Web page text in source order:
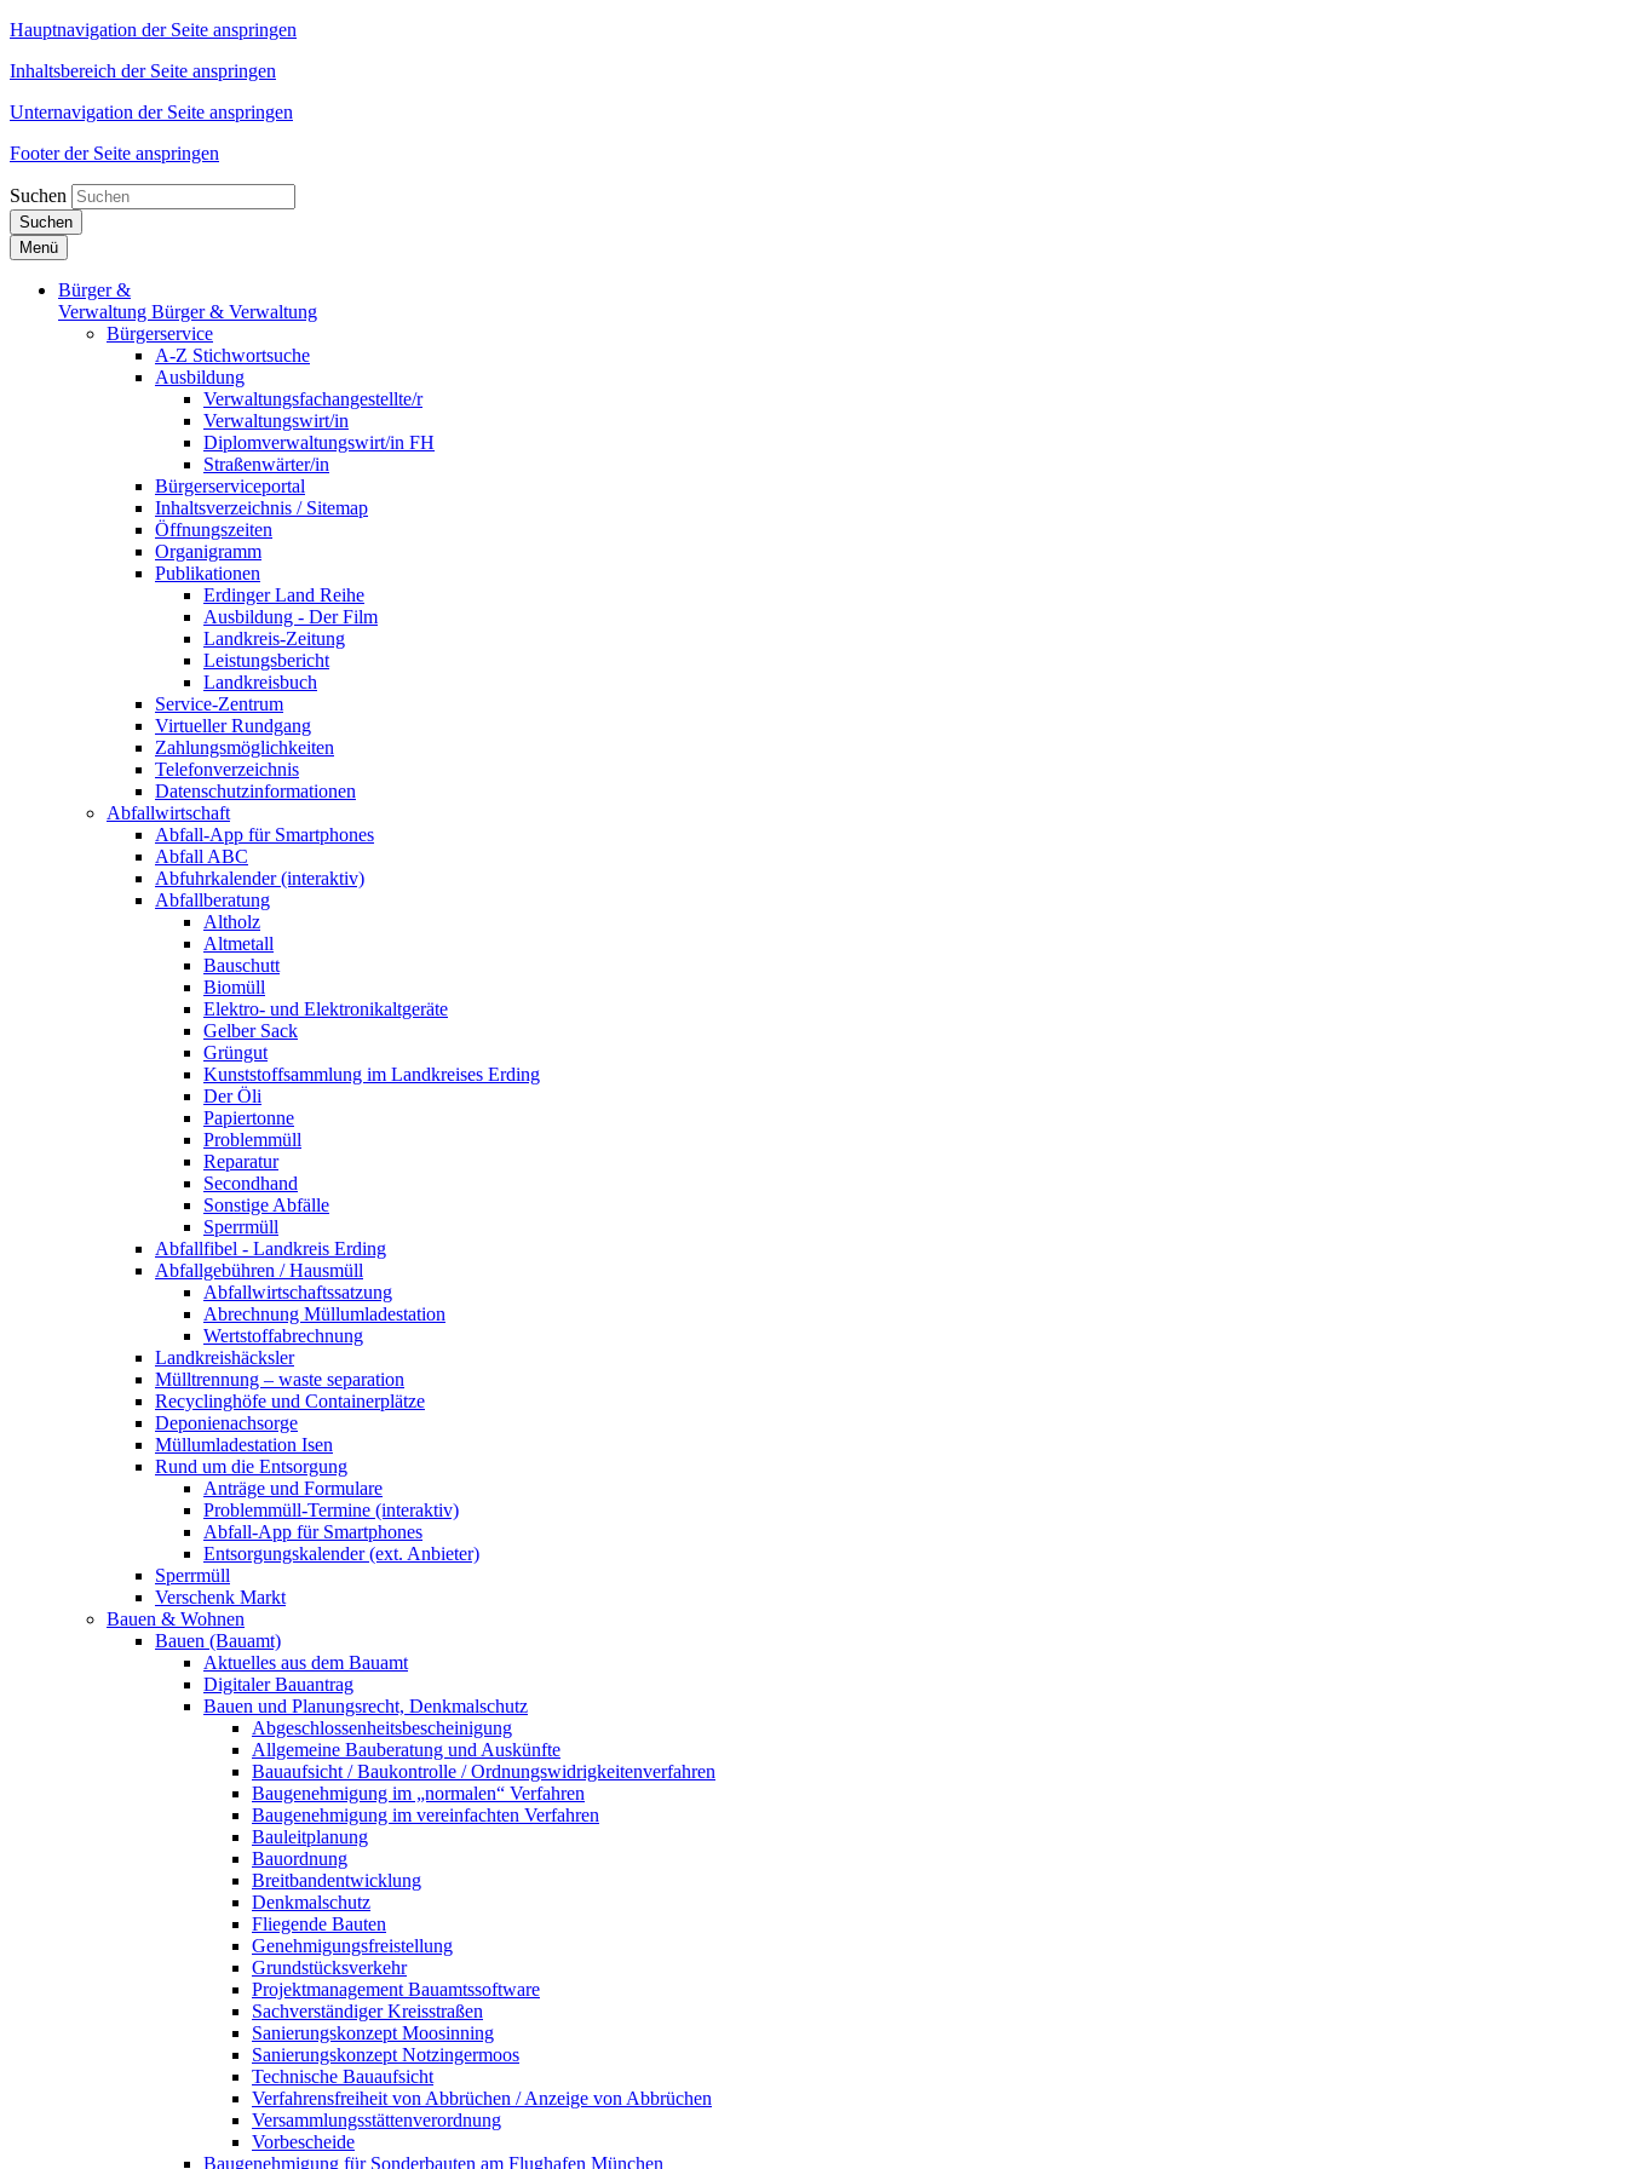
Hauptnavigation der Seite anspringen
Inhaltsbereich der Seite anspringen
Unternavigation der Seite anspringen
Footer der Seite anspringen
Suchen
Suchen
Menü
Bürger &
Verwaltung Bürger & Verwaltung
Bürgerservice
A-Z Stichwortsuche
Ausbildung
Verwaltungsfachangestellte/r
Verwaltungswirt/in
Diplomverwaltungswirt/in FH
Straßenwärter/in
Bürgerserviceportal
Inhaltsverzeichnis / Sitemap
Öffnungszeiten
Organigramm
Publikationen
Erdinger Land Reihe
Ausbildung - Der Film
Landkreis-Zeitung
Leistungsbericht
Landkreisbuch
Service-Zentrum
Virtueller Rundgang
Zahlungsmöglichkeiten
Telefonverzeichnis
Datenschutzinformationen
Abfallwirtschaft
Abfall-App für Smartphones
Abfall ABC
Abfuhrkalender (interaktiv)
Abfallberatung
Altholz
Altmetall
Bauschutt
Biomüll
Elektro- und Elektronikaltgeräte
Gelber Sack
Grüngut
Kunststoffsammlung im Landkreises Erding
Der Öli
Papiertonne
Problemmüll
Reparatur
Secondhand
Sonstige Abfälle
Sperrmüll
Abfallfibel - Landkreis Erding
Abfallgebühren / Hausmüll
Abfallwirtschaftssatzung
Abrechnung Müllumladestation
Wertstoffabrechnung
Landkreishäcksler
Mülltrennung – waste separation
Recyclinghöfe und Containerplätze
Deponienachsorge
Müllumladestation Isen
Rund um die Entsorgung
Anträge und Formulare
Problemmüll-Termine (interaktiv)
Abfall-App für Smartphones
Entsorgungskalender (ext. Anbieter)
Sperrmüll
Verschenk Markt
Bauen & Wohnen
Bauen (Bauamt)
Aktuelles aus dem Bauamt
Digitaler Bauantrag
Bauen und Planungsrecht, Denkmalschutz
Abgeschlossenheitsbescheinigung
Allgemeine Bauberatung und Auskünfte
Bauaufsicht / Baukontrolle / Ordnungswidrigkeitenverfahren
Baugenehmigung im „normalen“ Verfahren
Baugenehmigung im vereinfachten Verfahren
Bauleitplanung
Bauordnung
Breitbandentwicklung
Denkmalschutz
Fliegende Bauten
Genehmigungsfreistellung
Grundstücksverkehr
Projektmanagement Bauamtssoftware
Sachverständiger Kreisstraßen
Sanierungskonzept Moosinning
Sanierungskonzept Notzingermoos
Technische Bauaufsicht
Verfahrensfreiheit von Abbrüchen / Anzeige von Abbrüchen
Versammlungsstättenverordnung
Vorbescheide
Baugenehmigung für Sonderbauten am Flughafen München